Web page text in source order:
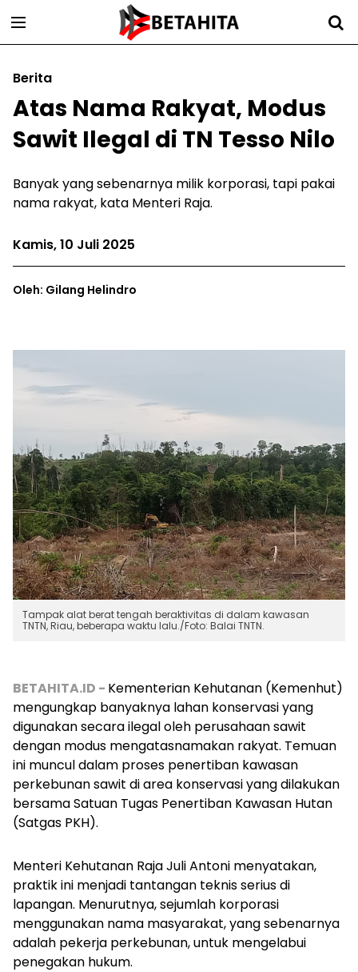
Berita
Atas Nama Rakyat, Modus
Sawit Ilegal di TN Tesso Nilo
Banyak yang sebenarnya milik korporasi, tapi pakai
nama rakyat, kata Menteri Raja.
Kamis, 10 Juli 2025
Oleh: Gilang Helindro
Tampak alat berat tengah beraktivitas di dalam kawasan
TNTN, Riau, beberapa waktu lalu./Foto: Balai TNTN.
BETAHITA.ID - Kementerian Kehutanan (Kemenhut)
mengungkap banyaknya lahan konservasi yang
digunakan secara ilegal oleh perusahaan sawit
dengan modus mengatasnamakan rakyat. Temuan
ini muncul dalam proses penertiban kawasan
perkebunan sawit di area konservasi yang dilakukan
bersama Satuan Tugas Penertiban Kawasan Hutan
(Satgas PKH).
Menteri Kehutanan Raja Juli Antoni menyatakan,
praktik ini menjadi tantangan teknis serius di
lapangan. Menurutnya, sejumlah korporasi
menggunakan nama masyarakat, yang sebenarnya
adalah pekerja perkebunan, untuk mengelabui
penegakan hukum.